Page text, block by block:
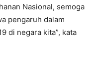
Nasional, semoga
pengaruh dalam
di negara kita”, kata